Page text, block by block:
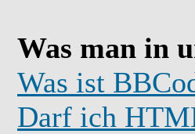
Was man in
Was ist
Darf ich